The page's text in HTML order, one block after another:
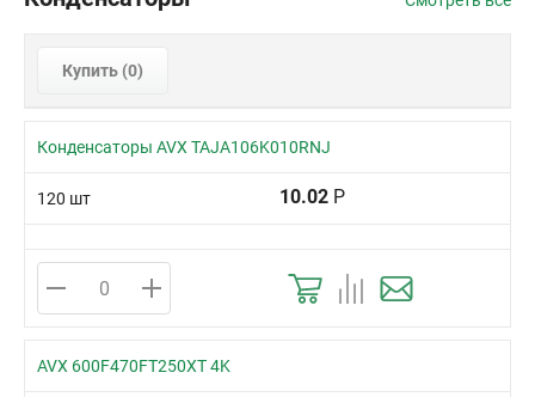
Купить (0)
Конденсаторы AVX TAJA106K010RNJ
120 шт 10.02 Р
AVX 600F470FT250XT 4K